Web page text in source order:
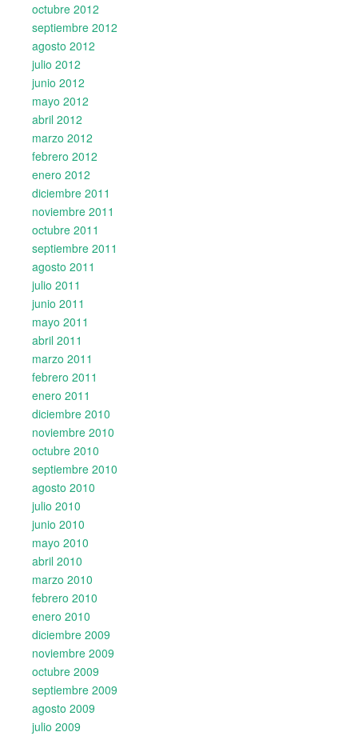
octubre 2012
septiembre 2012
agosto 2012
julio 2012
junio 2012
mayo 2012
abril 2012
marzo 2012
febrero 2012
enero 2012
diciembre 2011
noviembre 2011
octubre 2011
septiembre 2011
agosto 2011
julio 2011
junio 2011
mayo 2011
abril 2011
marzo 2011
febrero 2011
enero 2011
diciembre 2010
noviembre 2010
octubre 2010
septiembre 2010
agosto 2010
julio 2010
junio 2010
mayo 2010
abril 2010
marzo 2010
febrero 2010
enero 2010
diciembre 2009
noviembre 2009
octubre 2009
septiembre 2009
agosto 2009
julio 2009